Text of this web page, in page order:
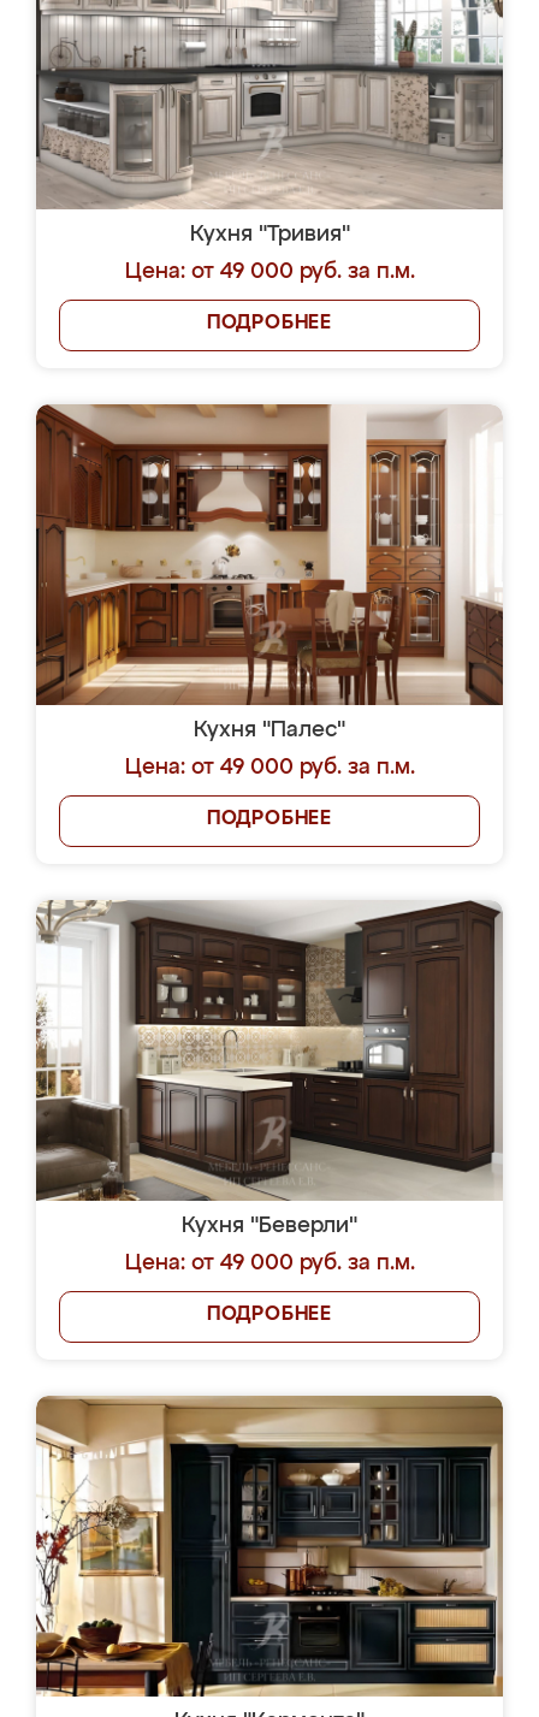
Кухня "Тривия"
Цена: от 49 000 руб. за п.м.
ПОДРОБНЕЕ
Кухня "Палес"
Цена: от 49 000 руб. за п.м.
ПОДРОБНЕЕ
Кухня "Беверли"
Цена: от 49 000 руб. за п.м.
ПОДРОБНЕЕ